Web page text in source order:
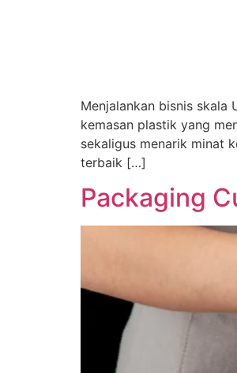
Menjalankan bisnis skala
kemasan plastik yang
sekaligus menarik minat
terbaik […]
Packaging